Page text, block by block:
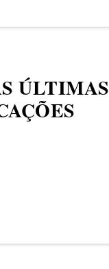
ÚLTIMAS